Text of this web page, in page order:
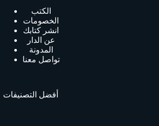
الكتب
الخصومات
انشر كتابك
عن الدار
المدونة
تواصل معنا
أفضل التصنيفات